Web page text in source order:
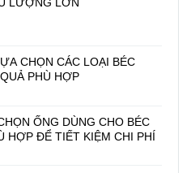
CHỌN CÁC LOẠI BÉC
QUẢ PHÙ HỢP
ỐNG DÙNG CHO BÉC
HỢP ĐỂ TIẾT KIỆM CHI PHÍ